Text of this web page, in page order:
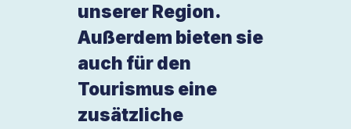
unserer Region.
Außerdem bieten sie
auch für den
Tourismus eine
zusätzliche